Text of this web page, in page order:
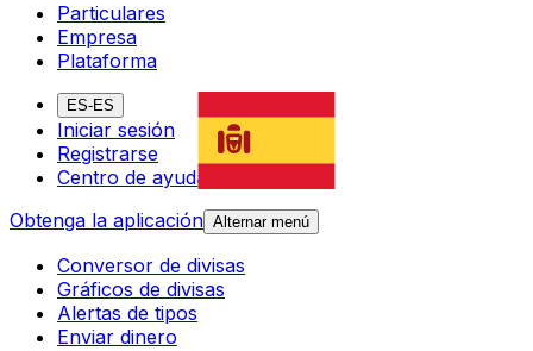
Particulares
Empresa
Plataforma
ES-ES
Iniciar sesión
Registrarse
Centro de ayuda
Obtenga la aplicación Alternar menú
Conversor de divisas
Gráficos de divisas
Alertas de tipos
Enviar dinero